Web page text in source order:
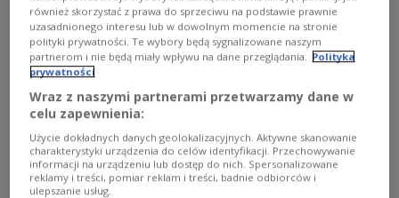
literackiej Nagrody Nobla i jej twórczości?
Han Kang to pierwsza laureatka literackiej Nagrody
Nobla z Korei Południowej. Pisarka nie znajdowała się w
gronie faworytów do tego wyróżnienia. Jednak ci, którzy
znają już jej twórczość, przeczuwali taki scenariusz.
Zobacz więcej na temat:
Katarzyna Hagmajer-Kwiatek
Han Kang
Patrycja Wysokińska
Justyna Najbar-Miller
Karolina Bednarz
KULTURA
KSIĄŻKA
również skorzystać z prawa do sprzeciwu na podstawie prawnie
uzasadnionego interesu lub w dowolnym momencie na stronie
polityki prywatności. Te wybory będą sygnalizowane naszym
partnerom i nie będą miały wpływu na dane przeglądania.
Polityka
prywatności
Wraz z naszymi partnerami przetwarzamy dane w
celu zapewnienia:
Użycie dokładnych danych geolokalizacyjnych. Aktywne skanowanie
charakterystyki urządzenia do celów identyfikacji. Przechowywanie
informacji na urządzeniu lub dostęp do nich. Spersonalizowane
reklamy i treści, pomiar reklam i treści, badnie odbiorców i
ulepszanie usług.